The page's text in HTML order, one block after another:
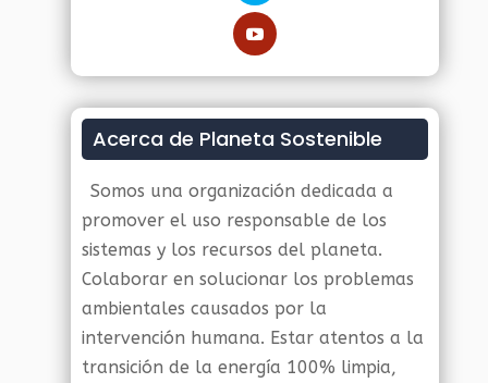
Acerca de Planeta Sostenible
Somos una organización dedicada a
promover el uso responsable de los
sistemas y los recursos del planeta.
Colaborar en solucionar los problemas
ambientales causados por la
intervención humana. Estar atentos a la
transición de la energía 100% limpia,